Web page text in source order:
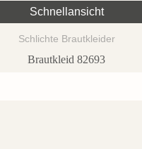
Schnellansicht
Schlichte Brautkleider
Brautkleid 82693